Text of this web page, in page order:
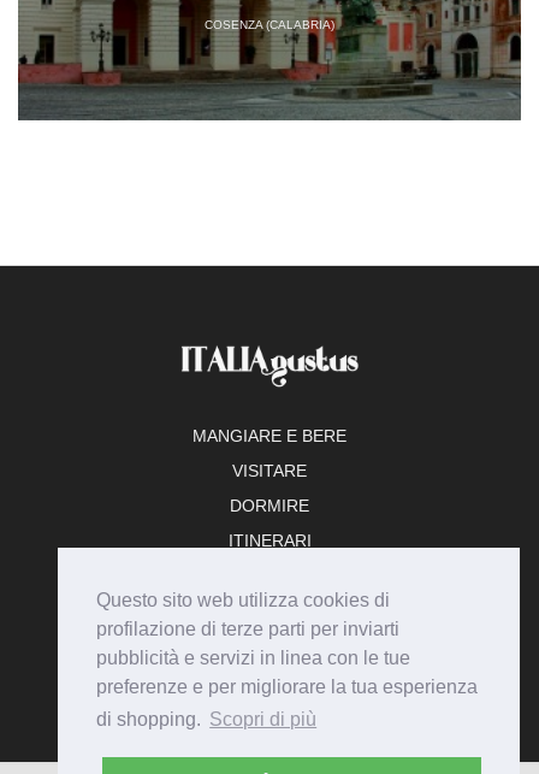
Questo sito web utilizza cookies di
profilazione di terze parti per inviarti
pubblicità e servizi in linea con le tue
preferenze e per migliorare la tua esperienza
di shopping. Scopri di più
COSENZA (CALABRIA)
MANGIARE E BERE
VISITARE
DORMIRE
ITINERARI
ADERISCI